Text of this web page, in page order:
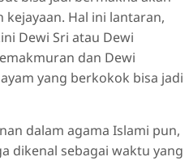
Hal ini lantaran,
Dewi Sri atau Dewi
dan Dewi
yang berkokok bisa jadi
dalam agama Islami pun,
dikenal sebagai waktu yang